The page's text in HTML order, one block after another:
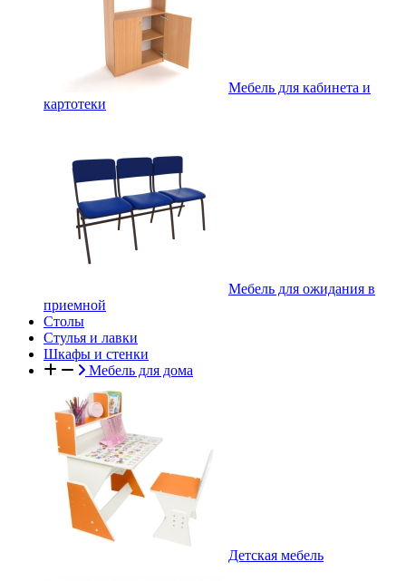
Мебель для кабинета и
картотеки
Мебель для ожидания в
приемной
Столы
Стулья и лавки
Шкафы и стенки
Мебель для дома
Детская мебель